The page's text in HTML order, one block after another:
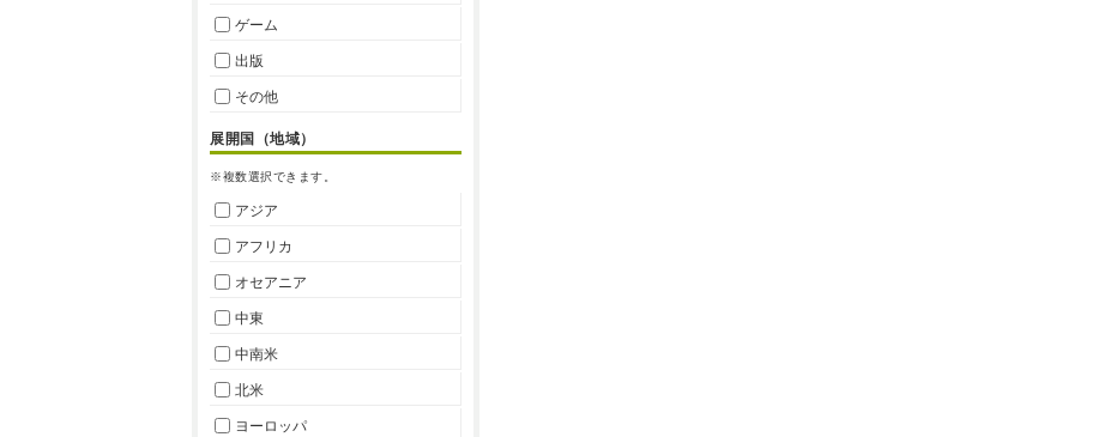
ゲーム
出版
その他
展開国（地域）
※複数選択できます。
アジア
アフリカ
オセアニア
中東
中南米
北米
ヨーロッパ